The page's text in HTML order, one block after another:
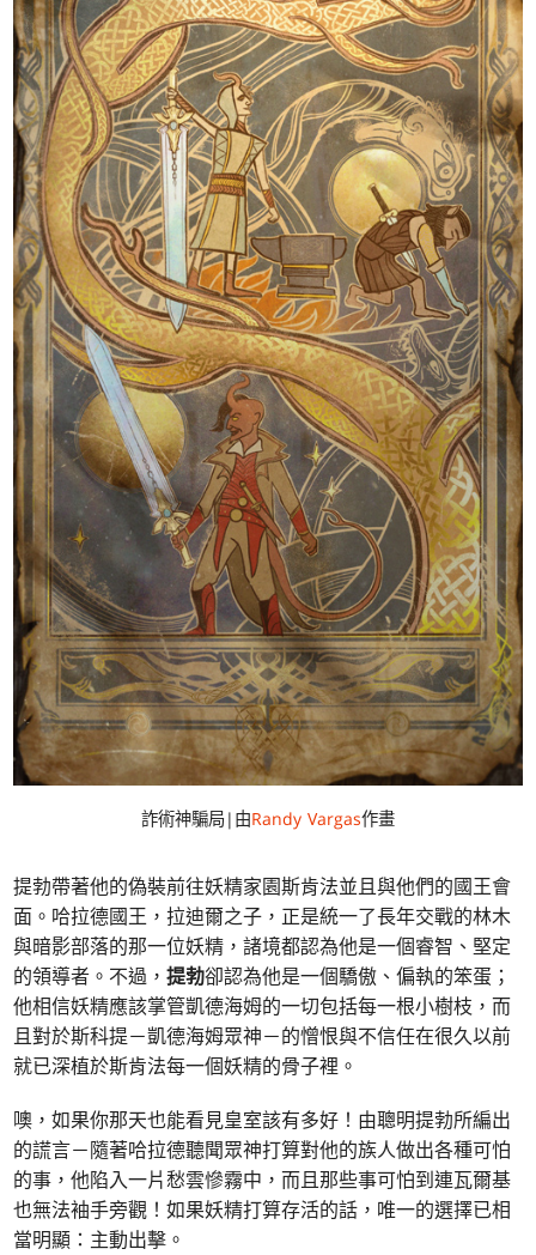
詐術神騙局|由Randy Vargas作畫
提勃帶著他的偽裝前往妖精家園斯肯法並且與他們的國王會
面。哈拉德國王，拉迪爾之子，正是統一了長年交戰的林木
與暗影部落的那一位妖精，諸境都認為他是一個睿智、堅定
的領導者。不過，提勃卻認為他是一個驕傲、偏執的笨蛋；
他相信妖精應該掌管凱德海姆的一切包括每一根小樹枝，而
且對於斯科提－凱德海姆眾神－的憎恨與不信任在很久以前
就已深植於斯肯法每一個妖精的骨子裡。
噢，如果你那天也能看見皇室該有多好！由聰明提勃所編出
的謊言－隨著哈拉德聽聞眾神打算對他的族人做出各種可怕
的事，他陷入一片愁雲慘霧中，而且那些事可怕到連瓦爾基
也無法袖手旁觀！如果妖精打算存活的話，唯一的選擇已相
當明顯：主動出擊。